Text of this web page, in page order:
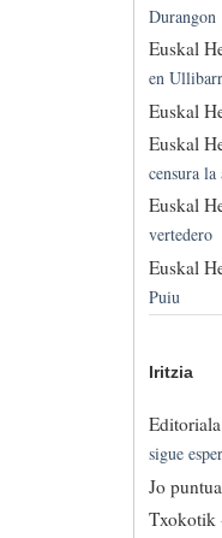
Durangon
Euskal
en
Euskal
Euskal
censura
Euskal
vertedero
Euskal
Puiu
Iritzia
Editoriala
sigue
Jo puntua
Txokotik